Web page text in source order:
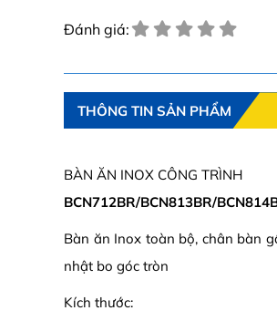
Đánh giá:
THÔNG TIN SẢN PHẨM
BÀN ĂN INOX CÔNG TRÌNH
BCN712BR/BCN813BR/
Bàn ăn Inox toàn bộ, chân bàn
nhật bo góc tròn
Kích thước: